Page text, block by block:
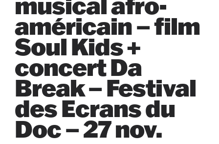
américain – film
Soul Kids +
concert Da
Break – Festival
des Ecrans du
Doc – 27 nov.